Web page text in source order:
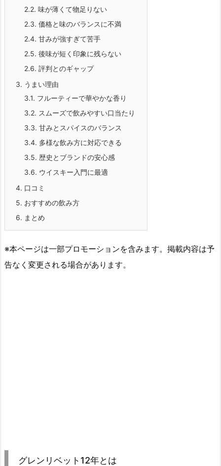
2.2. 味が薄くて物足りない
2.3. 価格と味のバランスに不満
2.4. 甘みが強すぎて苦手
2.5. 後味が短く印象に残らない
2.6. 評判とのギャップ
3. うまい理由
3.1. フルーティーで華やかな香り
3.2. スムーズで飲みやすい口当たり
3.3. 甘みとスパイスのバランス
3.4. 多様な飲み方に対応できる
3.5. 歴史とブランドの安心感
3.6. ウイスキー入門に最適
4. 口コミ
5. おすすめの飲み方
6. まとめ
※本ページは一部プロモーションを含みます。掲載内容は予
告なく変更される場合があります。
グレンリベット12年とは